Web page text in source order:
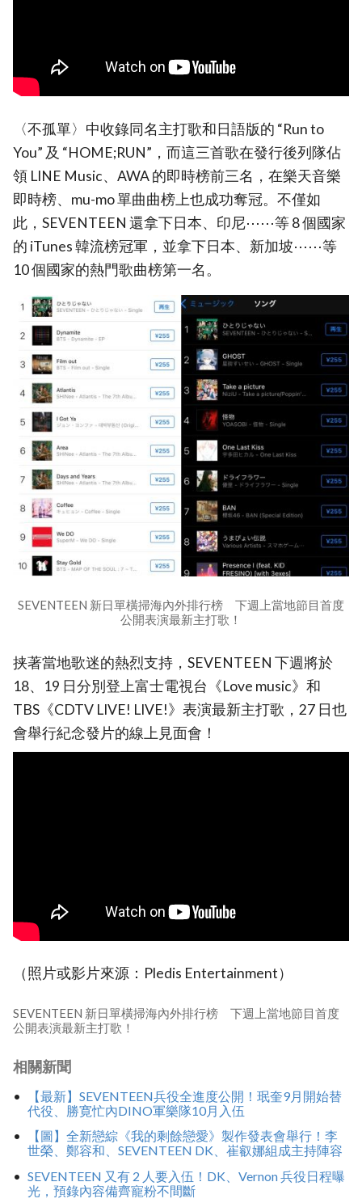
〈不孤單〉中收錄同名主打歌和日語版的 “Run to
You” 及 “HOME;RUN”，而這三首歌在發行後列隊佔
領 LINE Music、AWA 的即時榜前三名，在樂天音樂
即時榜、mu-mo 單曲曲榜上也成功奪冠。不僅如
此，SEVENTEEN 還拿下日本、印尼⋯⋯等 8 個國家
的 iTunes 韓流榜冠軍，並拿下日本、新加坡⋯⋯等
10 個國家的熱門歌曲榜第一名。
SEVENTEEN 新日單橫掃海內外排行榜 下週上當地節目首度
公開表演最新主打歌！
挟著當地歌迷的熱烈支持，SEVENTEEN 下週將於
18、19 日分別登上富士電視台《Love music》和
TBS《CDTV LIVE! LIVE!》表演最新主打歌，27 日也
會舉行紀念發片的線上見面會！
（照片或影片來源：Pledis Entertainment）
SEVENTEEN 新日單橫掃海內外排行榜 下週上當地節目首度
公開表演最新主打歌！
相關新聞
【最新】SEVENTEEN兵役全進度公開！珉奎9月開始替
代役、勝寛忙內DINO軍樂隊10月入伍
【圖】全新戀綜《我的剩餘戀愛》製作發表會舉行！李
世榮、鄭容和、SEVENTEEN DK、崔叡娜組成主持陣容
SEVENTEEN 又有 2 人要入伍！DK、Vernon 兵役日程曝
光，預錄內容備齊寵粉不間斷